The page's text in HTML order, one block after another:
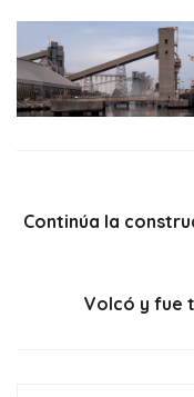
Continúa la
Volcó y fue